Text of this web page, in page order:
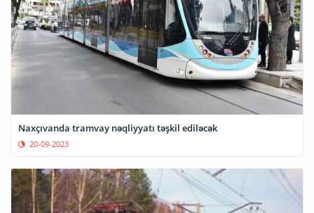
Naxçıvanda tramvay nəqliyyatı təşkil ediləcək
20-09-2023